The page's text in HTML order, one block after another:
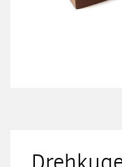
Bildergalerie